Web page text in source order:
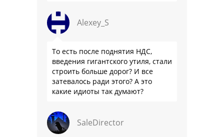
Alexey_S
То есть после поднятия НДС,
введения гигантского утиля, стали
строить больше дорог? И все
затевалось ради этого? А это
какие идиоты так думают?
SaleDirector